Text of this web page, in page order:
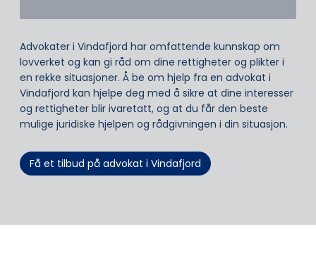
Advokater i Vindafjord har omfattende kunnskap om
lovverket og kan gi råd om dine rettigheter og plikter i
en rekke situasjoner. Å be om hjelp fra en advokat i
Vindafjord kan hjelpe deg med å sikre at dine interesser
og rettigheter blir ivaretatt, og at du får den beste
mulige juridiske hjelpen og rådgivningen i din situasjon.
Få et tilbud på advokat i Vindafjord